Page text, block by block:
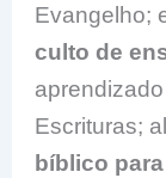
Evangelho;
culto de
Escrituras;
bíblico